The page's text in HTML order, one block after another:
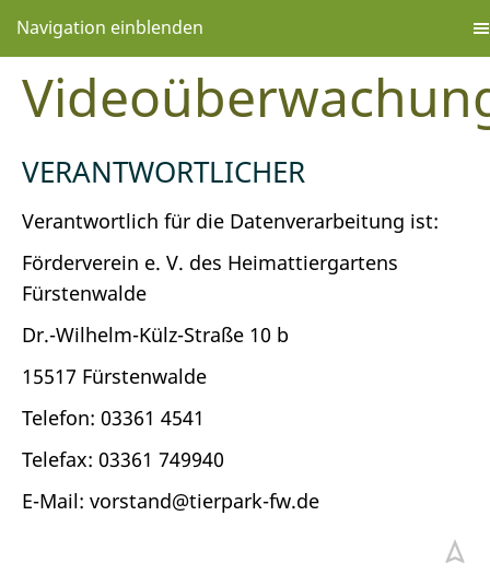
Navigation einblenden
VERANTWORTLICHER
Verantwortlich für die Datenverarbeitung ist:
Förderverein e. V. des Heimattiergartens
Fürstenwalde
Dr.-Wilhelm-Külz-Straße 10 b
15517 Fürstenwalde
Telefon: 03361 4541
Telefax: 03361 749940
E-Mail: vorstand@tierpark-fw.de